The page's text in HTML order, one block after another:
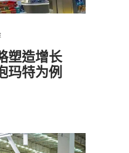
塑造增长
玛特为例